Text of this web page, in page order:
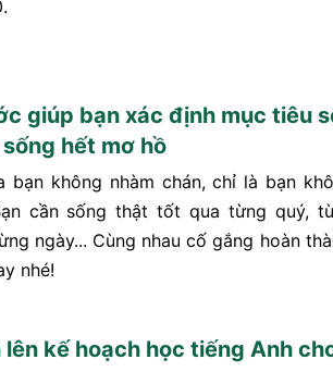
giúp bạn xác định mục tiêu
hết mơ hồ
bạn không nhàm chán, chỉ là bạn
cần sống thật tốt qua từng quý,
ngày... Cùng nhau cố gắng hoàn
nhé!
lên kế hoạch học tiếng Anh